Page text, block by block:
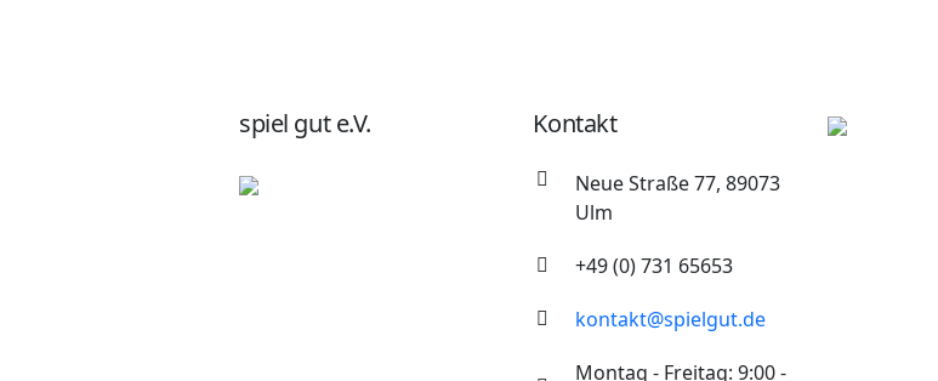
spiel gut e.V. Kontakt
Neue Straße 77, 89073
Ulm
+49 (0) 731 65653
kontakt@spielgut.de
Montag - Freitag: 9:00 -